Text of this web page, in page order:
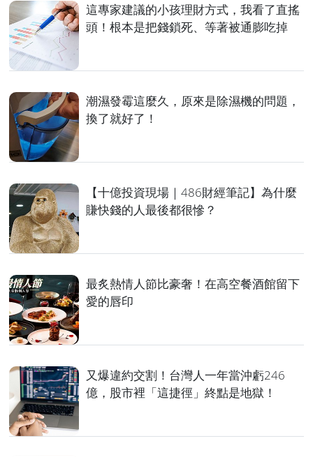
這專家建議的小孩理財方式，我看了直搖
頭！根本是把錢鎖死、等著被通膨吃掉
潮濕發霉這麼久，原來是除濕機的問題，
換了就好了！
【十億投資現場｜486財經筆記】為什麼
賺快錢的人最後都很慘？
最炙熱情人節比豪奢！在高空餐酒館留下
愛的唇印
又爆違約交割！台灣人一年當沖虧246
億，股市裡「這捷徑」終點是地獄！